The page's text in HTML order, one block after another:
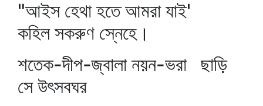
"আইস হেথা হতে আমরা যাই'
কহিল সকরুণ স্নেহে।
শতেক-দীপ-জ্বালা নয়ন-ভরা ছাড়ি
সে উৎসবঘর